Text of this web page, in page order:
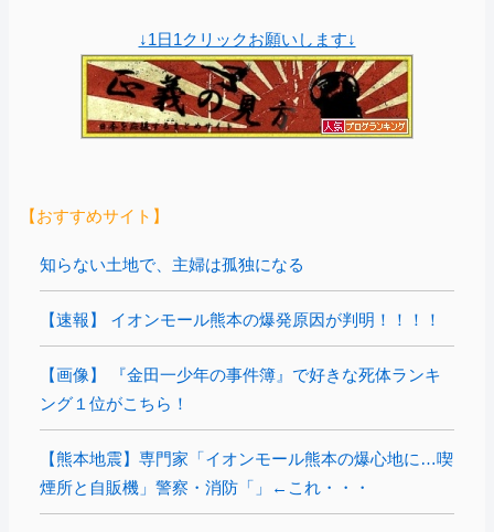
↓1日1クリックお願いします↓
【おすすめサイト】
知らない土地で、主婦は孤独になる
【速報】 イオンモール熊本の爆発原因が判明！！！！
【画像】 『金田一少年の事件簿』で好きな死体ランキ
ング１位がこちら！
【熊本地震】専門家「イオンモール熊本の爆心地に…喫
煙所と自販機」警察・消防「」←これ・・・